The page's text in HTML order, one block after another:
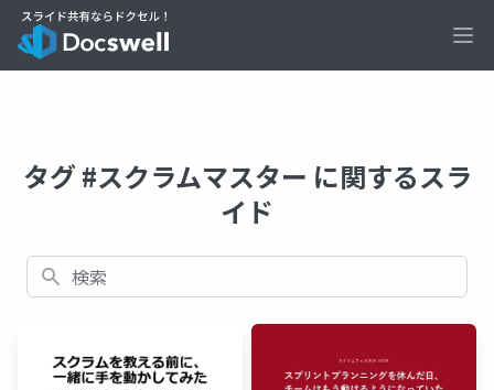
タグ #スクラムマスター に関するスラ
イド
検索